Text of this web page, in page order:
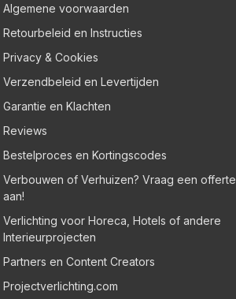
Algemene voorwaarden
Retourbeleid en Instructies
Privacy & Cookies
Verzendbeleid en Levertijden
Garantie en Klachten
Reviews
Bestelproces en Kortingscodes
Verbouwen of Verhuizen? Vraag een offerte
aan!
Verlichting voor Horeca, Hotels of andere
Interieurprojecten
Partners en Content Creators
Projectverlichting.com